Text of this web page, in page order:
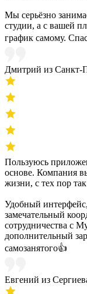
Мы серьёзно
студии, а с вашей
график самому.
Дмитрий из Санкт-
Пользуюсь
основе. Компания
жизни, с тех пор
Удобный
замечательный
сотрудничества с
дополнительный
самозанятого👍
Евгений из